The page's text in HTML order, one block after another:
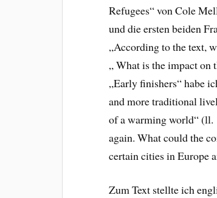
Refugees“ von Cole
und die ersten beiden
„According to the text,
„ What is the impact on
„Early finishers“ habe
and more traditional
of a warming world“ (ll.
again. What could the
certain cities in Europe
Zum Text stellte ich